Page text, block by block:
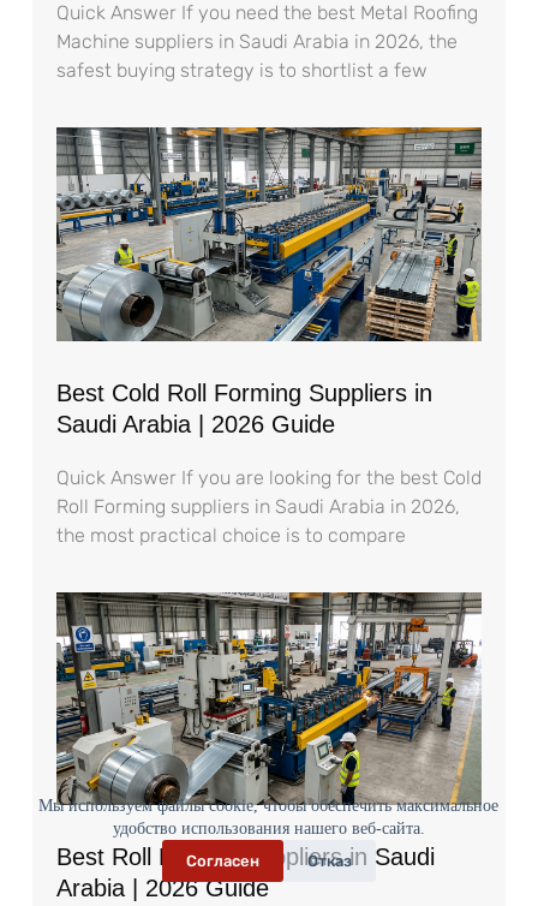
Мы используем файлы cookie, чтобы обеспечить максимальное
удобство использования нашего веб-сайта.
Согласен
Отказ
Quick Answer If you need the best Metal Roofing
Machine suppliers in Saudi Arabia in 2026, the
safest buying strategy is to shortlist a few
Best Cold Roll Forming Suppliers in
Saudi Arabia | 2026 Guide
Quick Answer If you are looking for the best Cold
Roll Forming suppliers in Saudi Arabia in 2026,
the most practical choice is to compare
Best Roll Former Suppliers in Saudi
Arabia | 2026 Guide